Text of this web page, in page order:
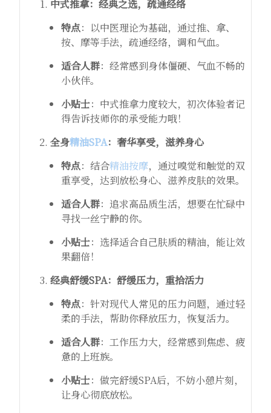
中式推拿：经典之选，疏通经络
特点：以中医理论为基础，通过推、拿、
按、摩等手法，疏通经络，调和气血。
适合人群：经常感到身体僵硬、气血不畅的
小伙伴。
小贴士：中式推拿力度较大，初次体验者记
得告诉技师你的承受能力哦！
全身精油SPA：奢华享受，滋养身心
特点：结合精油按摩，通过嗅觉和触觉的双
重享受，达到放松身心、滋养皮肤的效果。
适合人群：追求高品质生活，想要在忙碌中
寻找一丝宁静的你。
小贴士：选择适合自己肤质的精油，能让效
果翻倍！
经典舒缓SPA：舒缓压力，重拾活力
特点：针对现代人常见的压力问题，通过轻
柔的手法，帮助你释放压力，恢复活力。
适合人群：工作压力大，经常感到焦虑、疲
惫的上班族。
小贴士：做完舒缓SPA后，不妨小憩片刻，
让身心彻底放松。